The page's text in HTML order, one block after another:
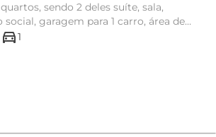
sendo 2 deles suíte, sala,
social, garagem para 1 carro, área de
directions_car1